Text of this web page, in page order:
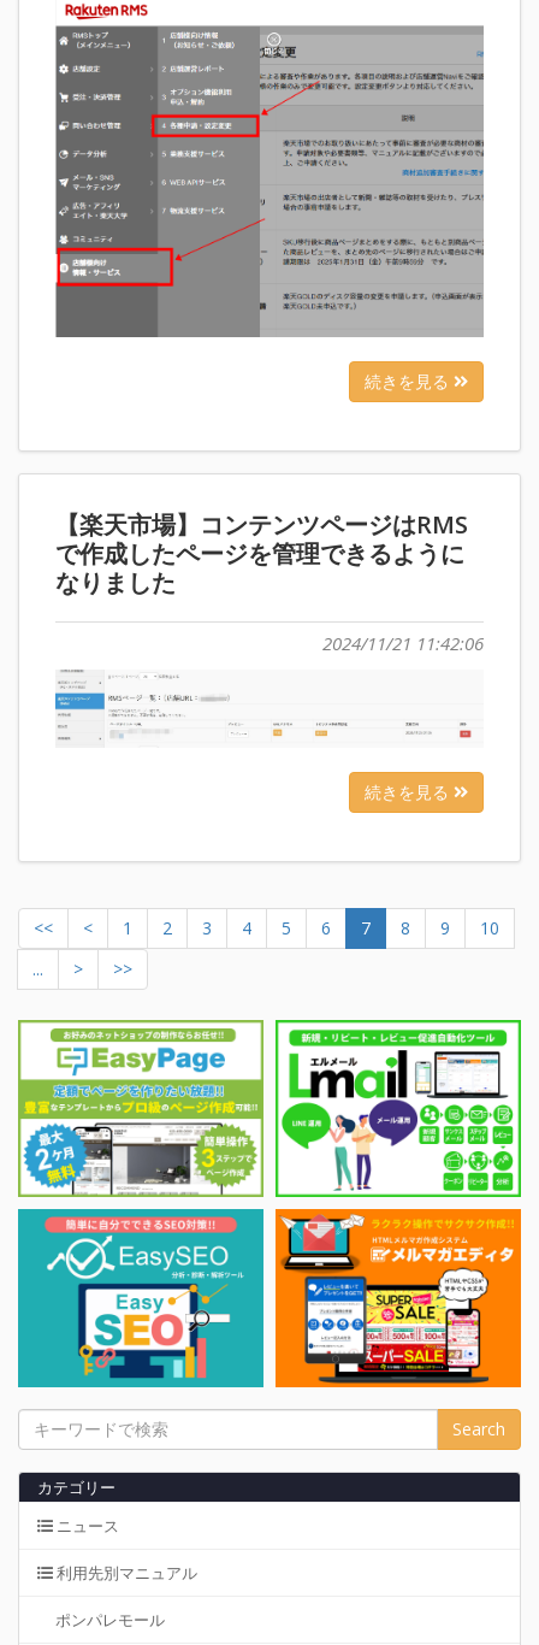
続きを見る
【楽天市場】コンテンツページはRMS
で作成したページを管理できるように
なりました
2024/11/21 11:42:06
続きを見る
<< < 1 2 3 4 5 6 7 8 9
10
...
> >>
Search
カテゴリー
ニュース
利用先別マニュアル
ポンパレモール